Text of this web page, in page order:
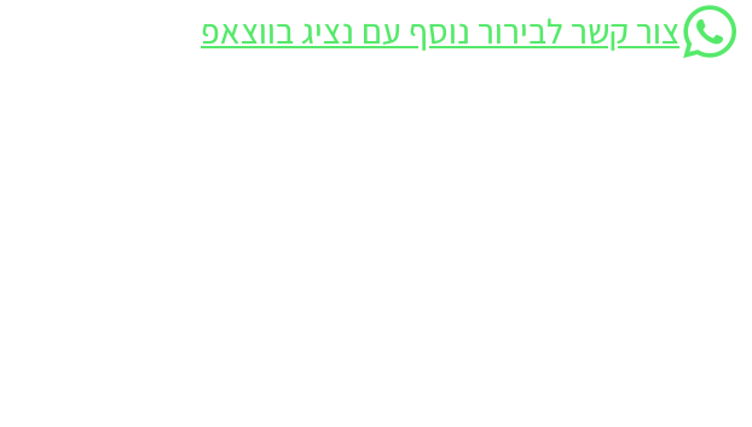
צור קשר לבירור נוסף עם נציג בווצאפ